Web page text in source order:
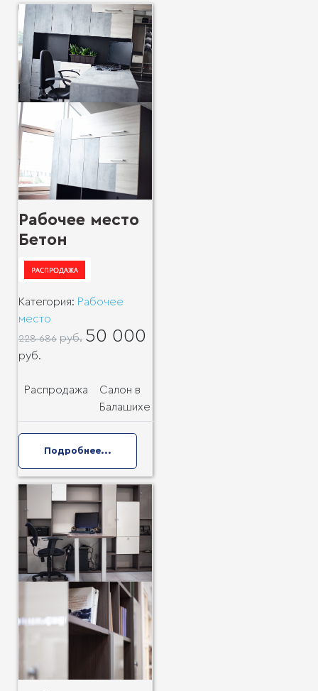
Рабочее место
Бетон
Категория: Рабочее
место
228 686 руб. 50 000
руб.
Распродажа
Салон в
Балашихе
Подробнее...